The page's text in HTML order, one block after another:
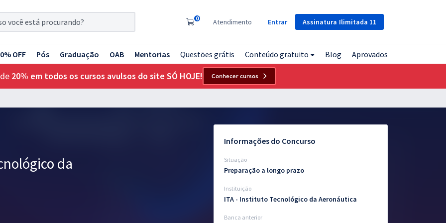
Assinatura Ilimitada 11
0 Atendimento Entrar
OFF Pós Graduação OAB Mentorias Questões grátis Conteúdo gratuito Blog Aprovados
20% em todos os cursos avulsos do site SÓ HOJE! Conhecer cursos
da
Informações do Concurso
Situação
Preparação a longo prazo
Instituição
ITA - Instituto Tecnológico da Aeronáutica
Banca anterior